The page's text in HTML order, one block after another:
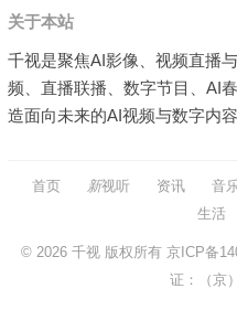
关于本站
千视是聚焦AI影像、视频直播
频、直播联播、数字节目、AI
造面向未来的AI视频与数字内容
首页 新视听 资讯 音
生活
© 2026千视 版权所有京ICP备
证：（京